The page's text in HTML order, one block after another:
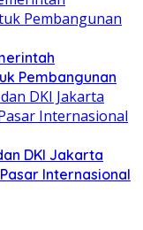
Pembangunan
DKI Jakarta
Internasional